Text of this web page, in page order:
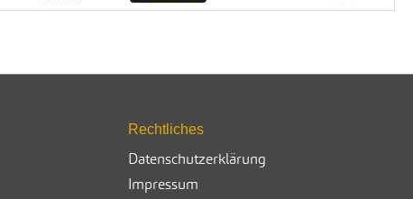
Rechtliches
Datenschutzerklärung
Impressum